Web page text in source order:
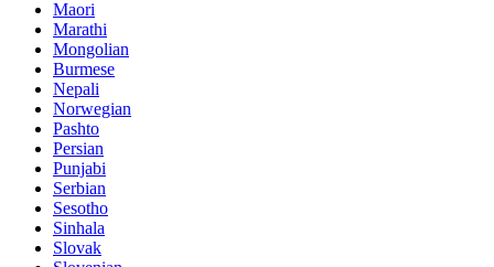
Maori
Marathi
Mongolian
Burmese
Nepali
Norwegian
Pashto
Persian
Punjabi
Serbian
Sesotho
Sinhala
Slovak